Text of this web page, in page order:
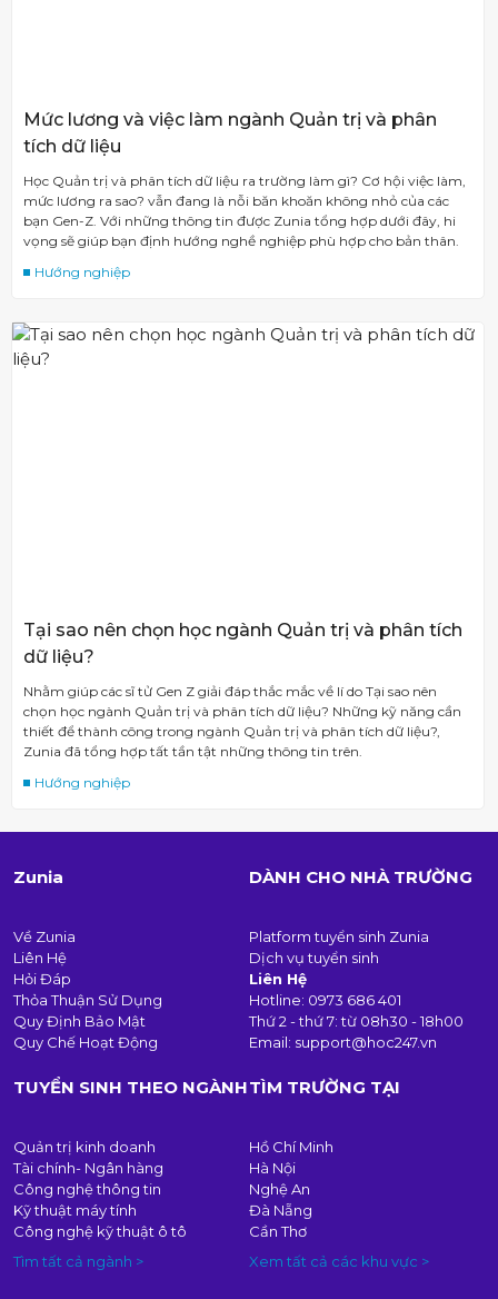
Mức lương và việc làm ngành Quản trị và phân
tích dữ liệu
Học Quản trị và phân tích dữ liệu ra trường làm gì? Cơ hội việc làm,
mức lương ra sao? vẫn đang là nỗi băn khoăn không nhỏ của các
bạn Gen-Z. Với những thông tin được Zunia tổng hợp dưới đây, hi
vọng sẽ giúp bạn định hướng nghề nghiệp phù hợp cho bản thân.
Hướng nghiệp
Tại sao nên chọn học ngành Quản trị và phân tích
dữ liệu?
Nhằm giúp các sĩ tử Gen Z giải đáp thắc mắc về lí do Tại sao nên
chọn học ngành Quản trị và phân tích dữ liệu? Những kỹ năng cần
thiết để thành công trong ngành Quản trị và phân tích dữ liệu?,
Zunia đã tổng hợp tất tần tật những thông tin trên.
Hướng nghiệp
Zunia
Về Zunia
Liên Hệ
Hỏi Đáp
Thỏa Thuận Sử Dụng
Quy Định Bảo Mật
Quy Chế Hoạt Động
DÀNH CHO NHÀ TRƯỜNG
Platform tuyển sinh Zunia
Dịch vụ tuyển sinh
Liên Hệ
Hotline: 0973 686 401
Thứ 2 - thứ 7: từ 08h30 - 18h00
Email: support@hoc247.vn
TUYỂN SINH THEO NGÀNH
Quản trị kinh doanh
Tài chính- Ngân hàng
Công nghệ thông tin
Kỹ thuật máy tính
Công nghệ kỹ thuật ô tô
Tìm tất cả ngành >
TÌM TRƯỜNG TẠI
Hồ Chí Minh
Hà Nội
Nghệ An
Đà Nẵng
Cần Thơ
Xem tất cả các khu vực >